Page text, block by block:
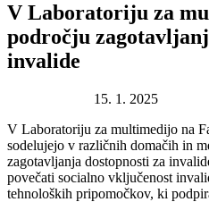
V Laboratoriju za
področju
invalide
15. 1. 2025
V Laboratoriju za multimedijo na
sodelujejo v različnih domačih in
zagotavljanja dostopnosti za
povečati socialno vključenost
tehnoloških pripomočkov, ki